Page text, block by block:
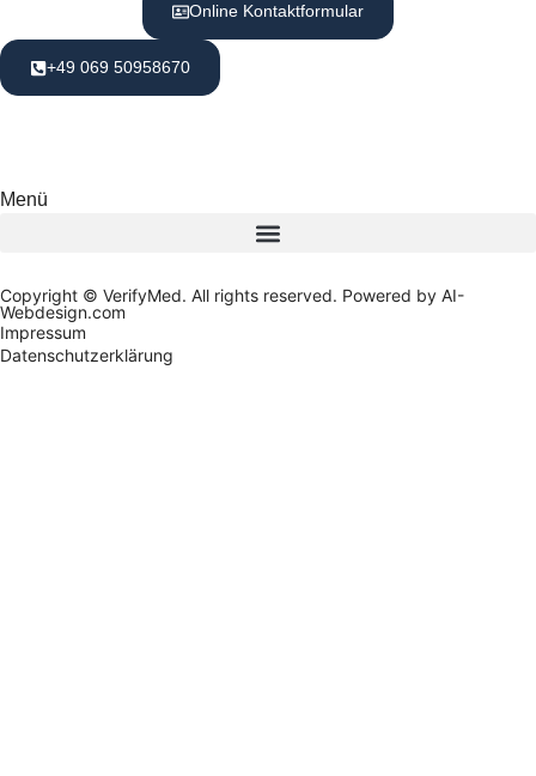
Online Kontaktformular
+49 069 50958670
Menü
Copyright © VerifyMed. All rights reserved. Powered by AI-
Webdesign.com
Impressum
Datenschutzerklärung